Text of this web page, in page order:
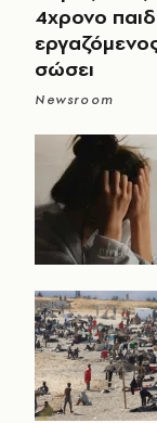
4χρονο
σώσει
Newsroom